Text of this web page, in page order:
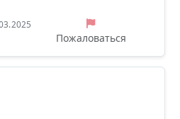
Пожаловаться